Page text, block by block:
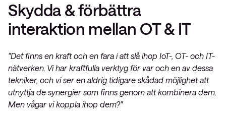
Skydda & förbättra
interaktion mellan OT & IT
"Det finns en kraft och en fara i att slå ihop IoT-, OT- och IT-
nätverken. Vi har kraftfulla verktyg för var och en av dessa
tekniker, och vi ser en aldrig tidigare skådad möjlighet att
utnyttja de synergier som finns genom att kombinera dem.
Men vågar vi koppla ihop dem?"